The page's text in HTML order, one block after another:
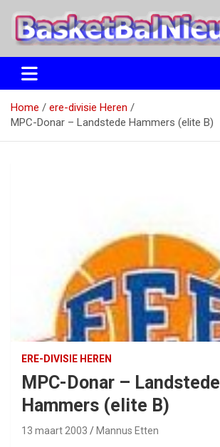
naar
BasketBalNieuws.nl
Etten
Home
ere-divisie Heren
MPC-Donar – Landstede Hammers (elite B)
ERE-DIVISIE HEREN
MPC-Donar – Landstede
Hammers (elite B)
13 maart 2003 Mannus Etten